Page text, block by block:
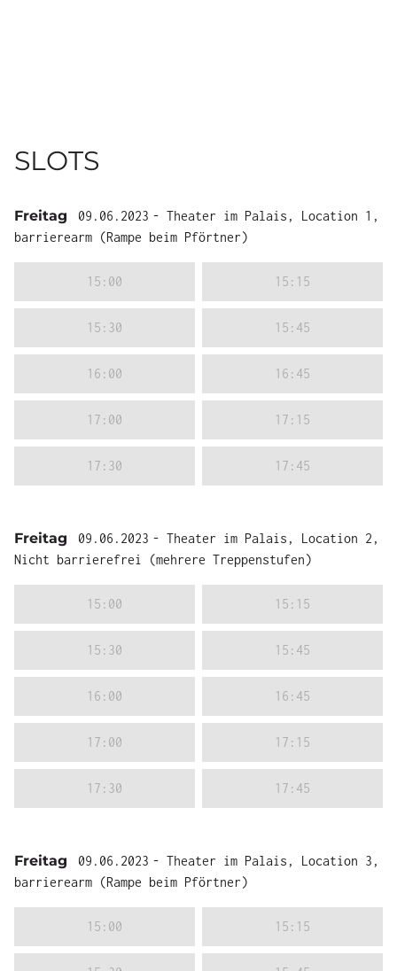
SLOTS
Freitag 09.06.2023 - Theater im Palais, Location 1,
barrierearm (Rampe beim Pförtner)
15:00 15:15
15:30 15:45
16:00 16:45
17:00 17:15
17:30 17:45
Freitag 09.06.2023 - Theater im Palais, Location 2,
Nicht barrierefrei (mehrere Treppenstufen)
15:00 15:15
15:30 15:45
16:00 16:45
17:00 17:15
17:30 17:45
Freitag 09.06.2023 - Theater im Palais, Location 3,
barrierearm (Rampe beim Pförtner)
15:00 15:15